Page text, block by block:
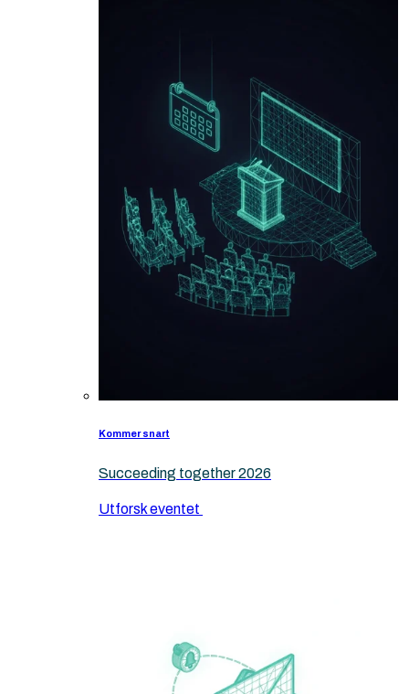
Kommer snart
Succeeding together 2026
Utforsk eventet